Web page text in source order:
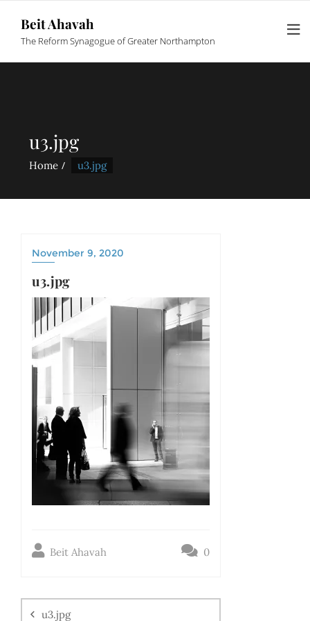
Beit Ahavah
The Reform Synagogue of Greater Northampton
u3.jpg
Home u3.jpg
November 9, 2020
u3.jpg
Beit Ahavah 0
u3.jpg